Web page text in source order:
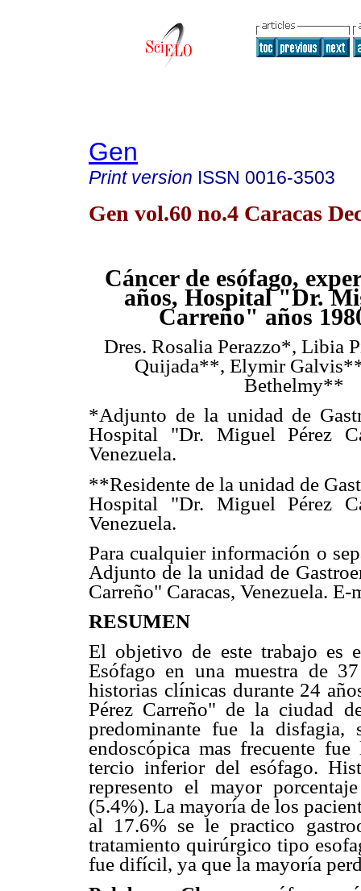
Gen
Print version ISSN 0016-3503
Gen vol.60 no.4 Caracas
Cáncer de esófago,
años, Hospital "Dr.
Carreño" años
Dres. Rosalia Perazzo*, Libia
Quijada**, Elymir
Bethelmy**
*Adjunto de la unidad de
Hospital "Dr. Miguel Pérez
Venezuela.
**Residente de la unidad de
Hospital "Dr. Miguel Pérez
Venezuela.
Para cualquier información o
Adjunto de la unidad de
Carreño" Caracas, Venezuela.
RESUMEN
El objetivo de este trabajo es
Esófago en una muestra de
historias clínicas durante 24
Pérez Carreño" de la ciudad
predominante fue la disfagia,
endoscópica mas frecuente
tercio inferior del esófago.
represento el mayor
(5.4%). La mayoría de los
al 17.6% se le practico
tratamiento quirúrgico tipo
fue difícil, ya que la mayoría